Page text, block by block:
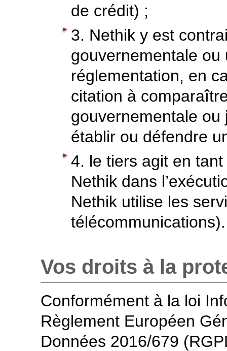
de crédit) ;
3. Nethik y est
gouvernementale ou
réglementation, en
citation à
gouvernementale
établir ou défendre
4. le tiers agit en
Nethik dans
Nethik utilise les
télécommunications).
Vos droits à la
Conformément à la loi
Règlement Européen
Données 2016/679